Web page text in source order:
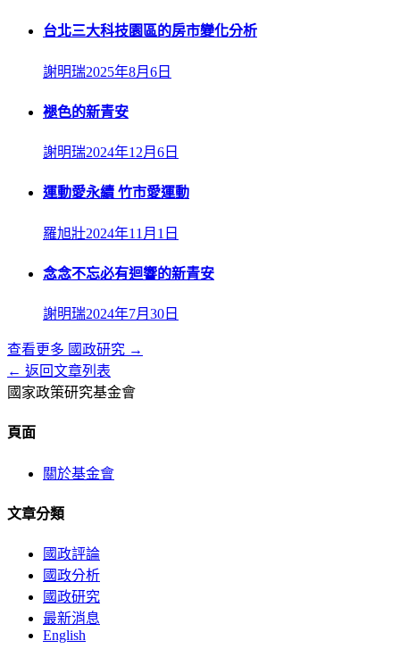
台北三大科技園區的房市變化分析
謝明瑞2025年8月6日
褪色的新青安
謝明瑞2024年12月6日
運動愛永續 竹市愛運動
羅旭壯2024年11月1日
念念不忘必有迴響的新青安
謝明瑞2024年7月30日
查看更多 國政研究 →
← 返回文章列表
國家政策研究基金會
頁面
關於基金會
文章分類
國政評論
國政分析
國政研究
最新消息
English